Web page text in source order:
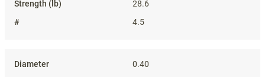
28.6
4.5
0.40